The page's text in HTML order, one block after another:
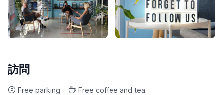
訪問
Free parking
Free coffee and tea